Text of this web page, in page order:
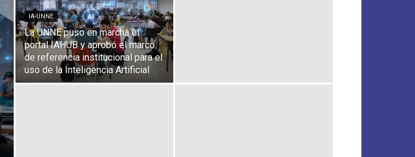
Unne
IA-UNNE
La UNNE puso en marcha el
portal IAHUB y aprobó el marco
de referencia institucional para el
uso de la Inteligencia Artificial